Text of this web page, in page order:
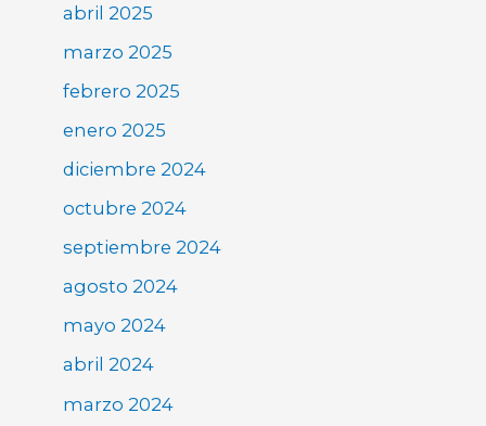
abril 2025
marzo 2025
febrero 2025
enero 2025
diciembre 2024
octubre 2024
septiembre 2024
agosto 2024
mayo 2024
abril 2024
marzo 2024